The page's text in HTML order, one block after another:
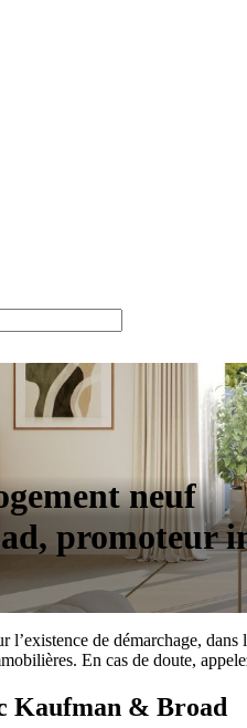
neuf
promoteur
de démarchage,
En cas de doute,
Kaufman & Broad